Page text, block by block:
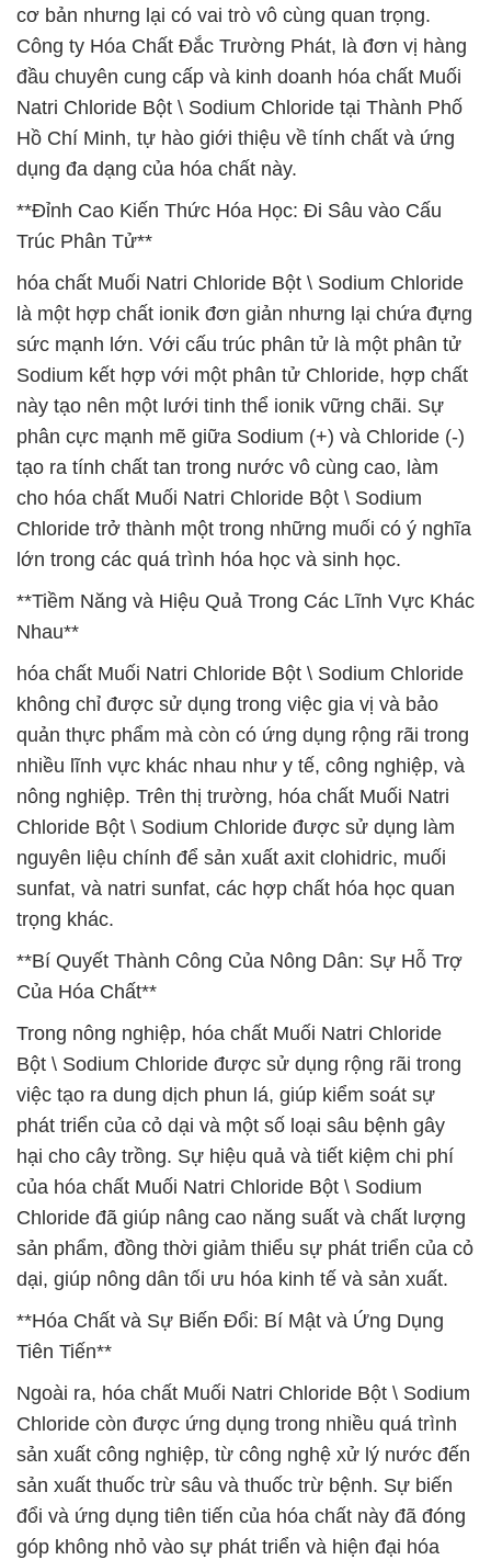
cơ bản nhưng lại có vai trò vô cùng quan trọng.
Công ty Hóa Chất Đắc Trường Phát, là đơn vị hàng
đầu chuyên cung cấp và kinh doanh hóa chất Muối
Natri Chloride Bột \ Sodium Chloride tại Thành Phố
Hồ Chí Minh, tự hào giới thiệu về tính chất và ứng
dụng đa dạng của hóa chất này.
**Đỉnh Cao Kiến Thức Hóa Học: Đi Sâu vào Cấu
Trúc Phân Tử**
hóa chất Muối Natri Chloride Bột \ Sodium Chloride
là một hợp chất ionik đơn giản nhưng lại chứa đựng
sức mạnh lớn. Với cấu trúc phân tử là một phân tử
Sodium kết hợp với một phân tử Chloride, hợp chất
này tạo nên một lưới tinh thể ionik vững chãi. Sự
phân cực mạnh mẽ giữa Sodium (+) và Chloride (-)
tạo ra tính chất tan trong nước vô cùng cao, làm
cho hóa chất Muối Natri Chloride Bột \ Sodium
Chloride trở thành một trong những muối có ý nghĩa
lớn trong các quá trình hóa học và sinh học.
**Tiềm Năng và Hiệu Quả Trong Các Lĩnh Vực Khác
Nhau**
hóa chất Muối Natri Chloride Bột \ Sodium Chloride
không chỉ được sử dụng trong việc gia vị và bảo
quản thực phẩm mà còn có ứng dụng rộng rãi trong
nhiều lĩnh vực khác nhau như y tế, công nghiệp, và
nông nghiệp. Trên thị trường, hóa chất Muối Natri
Chloride Bột \ Sodium Chloride được sử dụng làm
nguyên liệu chính để sản xuất axit clohidric, muối
sunfat, và natri sunfat, các hợp chất hóa học quan
trọng khác.
**Bí Quyết Thành Công Của Nông Dân: Sự Hỗ Trợ
Của Hóa Chất**
Trong nông nghiệp, hóa chất Muối Natri Chloride
Bột \ Sodium Chloride được sử dụng rộng rãi trong
việc tạo ra dung dịch phun lá, giúp kiểm soát sự
phát triển của cỏ dại và một số loại sâu bệnh gây
hại cho cây trồng. Sự hiệu quả và tiết kiệm chi phí
của hóa chất Muối Natri Chloride Bột \ Sodium
Chloride đã giúp nâng cao năng suất và chất lượng
sản phẩm, đồng thời giảm thiểu sự phát triển của cỏ
dại, giúp nông dân tối ưu hóa kinh tế và sản xuất.
**Hóa Chất và Sự Biến Đổi: Bí Mật và Ứng Dụng
Tiên Tiến**
Ngoài ra, hóa chất Muối Natri Chloride Bột \ Sodium
Chloride còn được ứng dụng trong nhiều quá trình
sản xuất công nghiệp, từ công nghệ xử lý nước đến
sản xuất thuốc trừ sâu và thuốc trừ bệnh. Sự biến
đổi và ứng dụng tiên tiến của hóa chất này đã đóng
góp không nhỏ vào sự phát triển và hiện đại hóa